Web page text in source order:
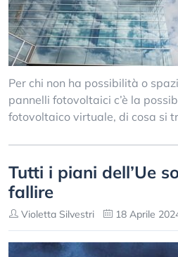
Per chi non ha possibilità o
pannelli fotovoltaici c’è la
fotovoltaico virtuale, di cosa si
Tutti i piani dell’Ue
fallire
Violetta Silvestri 18 Aprile